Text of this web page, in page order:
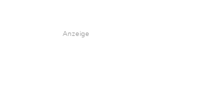
Anzeige